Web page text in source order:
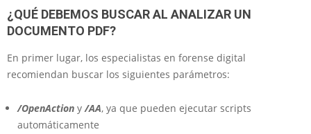
¿QUÉ DEBEMOS BUSCAR AL ANALIZAR UN
DOCUMENTO PDF?
En primer lugar, los especialistas en forense digital
recomiendan buscar los siguientes parámetros:
/OpenAction y/AA, ya que pueden ejecutar scripts
automáticamente